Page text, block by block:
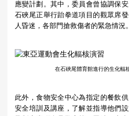
應變計劃。其中，委員會曾協調保
石硤尾正舉行跆拳道項目的觀眾席
人昏迷，各部門搶救傷者的緊急情況
在石硤尾體育館進行的生化輻核演
此外，食物安全中心為指定的餐飲
安全培訓及講座，了解並指導他們